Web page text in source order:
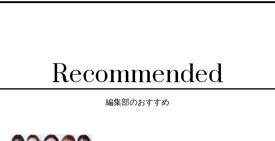
Recommended
編集部のおすすめ